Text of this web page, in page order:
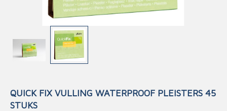
QUICK FIX VULLING WATERPROOF PLEISTERS 45
STUKS